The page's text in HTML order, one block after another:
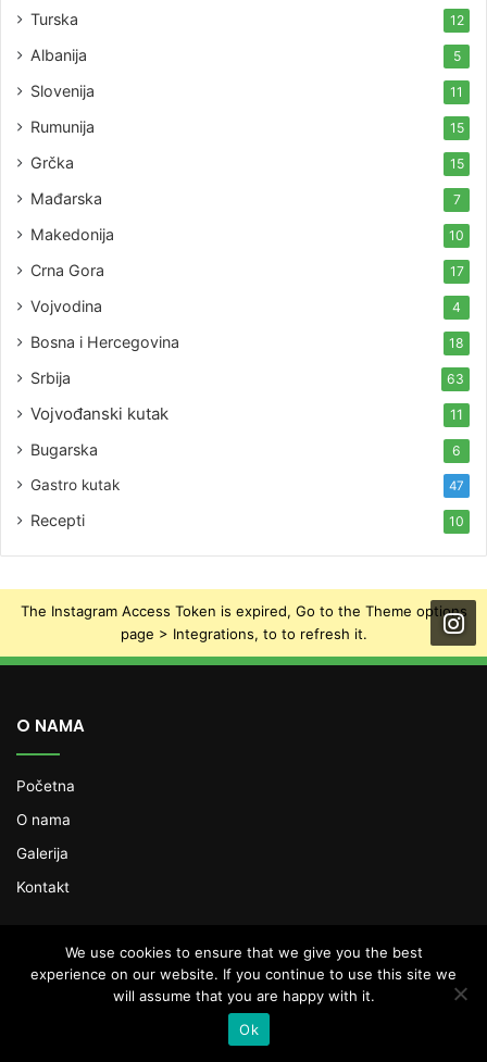
Turska 12
Albanija 5
Slovenija 11
Rumunija 15
Grčka 15
Mađarska 7
Makedonija 10
Crna Gora 17
Vojvodina 4
Bosna i Hercegovina 18
Srbija 63
Vojvođanski kutak 11
Bugarska 6
Gastro kutak 47
Recepti 10
The Instagram Access Token is expired, Go to the Theme options
page > Integrations, to to refresh it.
O NAMA
Početna
O nama
Galerija
Kontakt
NewsletterWe use cookies to ensure that we give you the best
experience on our website. If you continue to use this site we
will assume that you are happy with it.
Ok